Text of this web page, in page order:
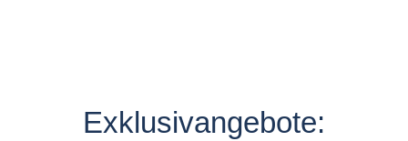
Exklusivangebote: